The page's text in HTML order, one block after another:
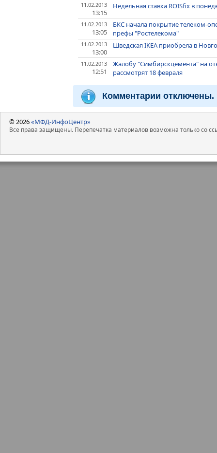
11.02.2013
13:15
Недельная ставка ROISfix в
11.02.2013
13:05
БКС начала покрытие телеком-
префы "Ростелекома"
11.02.2013
13:00
Шведская IKEA приобрела в
11.02.2013
12:51
Жалобу "Симбирскцемента" на
рассмотрят 18 февраля
Комментарии отключены.
© 2026«МФД-ИнфоЦентр»
Все права защищены. Перепечатка материалов возможна только со